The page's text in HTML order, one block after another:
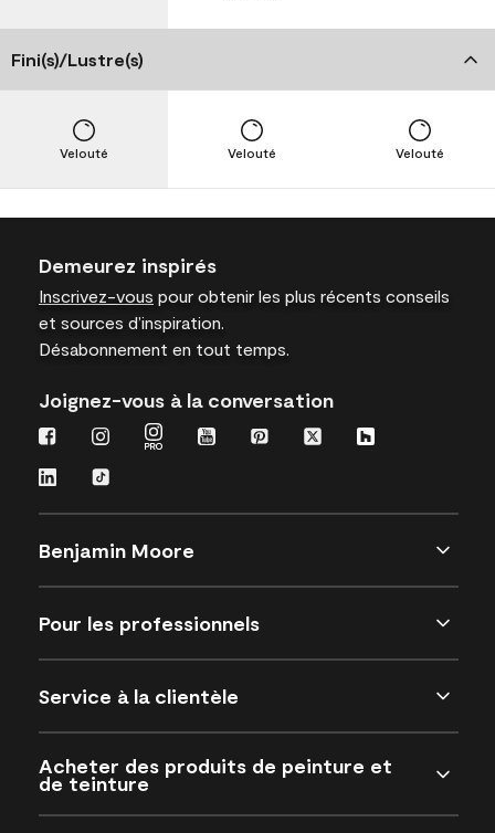
Fini(s)/Lustre(s)
Velouté Velouté Velouté
Demeurez inspirés
Inscrivez-vous pour obtenir les plus récents conseils
et sources d’inspiration.
Désabonnement en tout temps.
Joignez-vous à la conversation
Benjamin Moore
Pour les professionnels
Service à la clientèle
Acheter des produits de peinture et
de teinture